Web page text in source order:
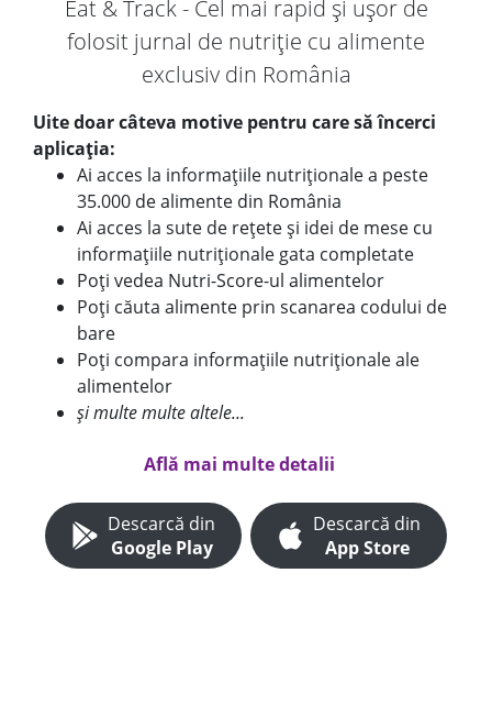
Eat & Track - Cel mai rapid și ușor de
folosit jurnal de nutriție cu alimente
exclusiv din România
Uite doar câteva motive pentru care să încerci
aplicația:
Ai acces la informațiile nutriționale a peste
35.000 de alimente din România
Ai acces la sute de rețete și idei de mese cu
informațiile nutriționale gata completate
Poți vedea Nutri-Score-ul alimentelor
Poți căuta alimente prin scanarea codului de
bare
Poți compara informațiile nutriționale ale
alimentelor
și multe multe altele...
Află mai multe detalii
Descarcă din
Google Play
Descarcă din
App Store